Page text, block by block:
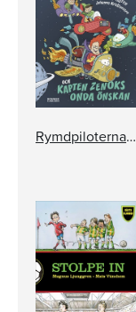
Rymdpiloterna och kapten Zenoks onda önskan